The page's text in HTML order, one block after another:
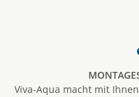
Viva-Aqua macht mit